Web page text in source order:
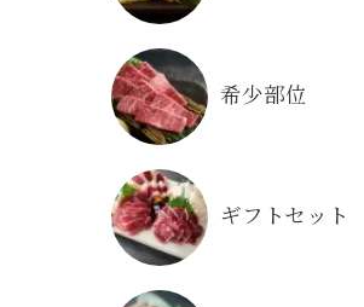
希少部位
ギフトセット